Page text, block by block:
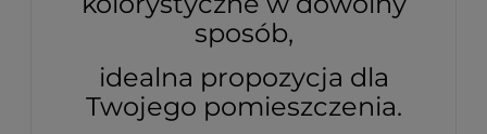
sposób,
idealna propozycja dla
Twojego pomieszczenia.